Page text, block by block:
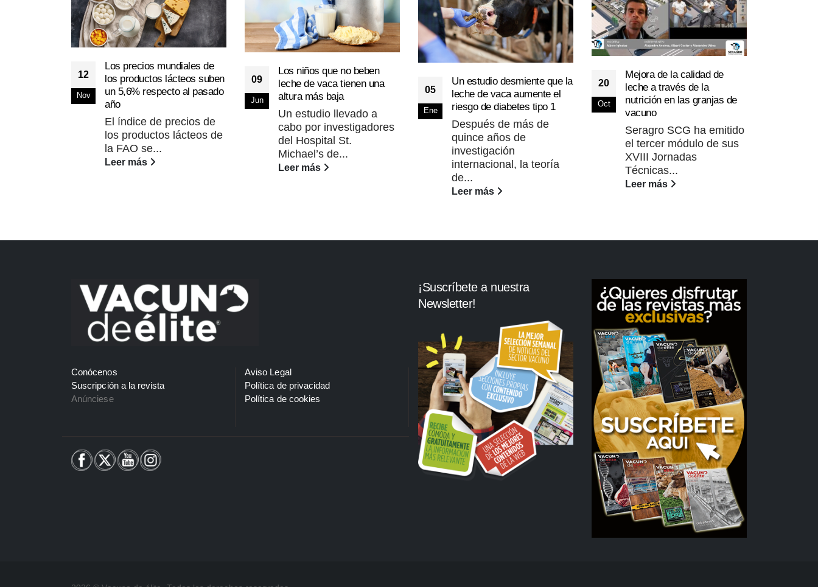
12
Nov
Los precios mundiales de
los productos lácteos suben
un 5,6% respecto al pasado
año
El índice de precios de
los productos lácteos de
la FAO se...
Leer más
09
Jun
Los niños que no beben
leche de vaca tienen una
altura más baja
Un estudio llevado a
cabo por investigadores
del Hospital St.
Michael’s de...
Leer más
05
Ene
Un estudio desmiente que la
leche de vaca aumente el
riesgo de diabetes tipo 1
Después de más de
quince años de
investigación
internacional, la teoría
de...
Leer más
20
Oct
Mejora de la calidad de
leche a través de la
nutrición en las granjas de
vacuno
Seragro SCG ha emitido
el tercer módulo de sus
XVIII Jornadas
Técnicas...
Leer más
Conócenos
Suscripción a la revista
Anúnciese
Aviso Legal
Política de privacidad
Política de cookies
¡Suscríbete a nuestra
Newsletter!